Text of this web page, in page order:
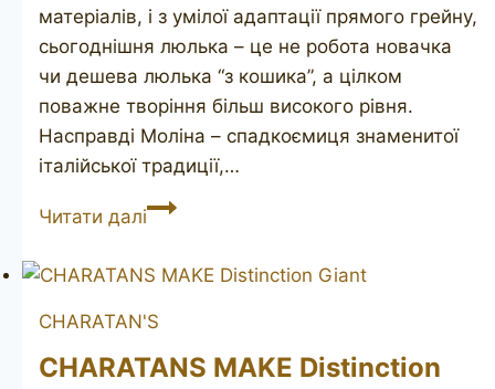
матеріалів, і з умілої адаптації прямого грейну,
сьогоднішня люлька – це не робота новачка
чи дешева люлька “з кошика”, а цілком
поважне творіння більш високого рівня.
Насправді Моліна – спадкоємиця знаменитої
італійської традиції,…
Читати даліMOLINA
CHARATAN'S
CHARATANS MAKE Distinction